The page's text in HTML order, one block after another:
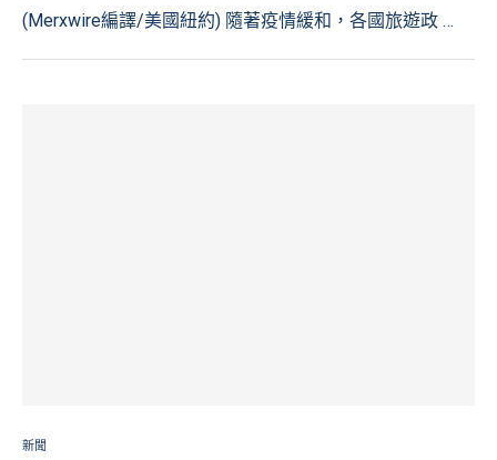
(Merxwire編譯/美國紐約) 隨著疫情緩和，各國旅遊政 …
新聞